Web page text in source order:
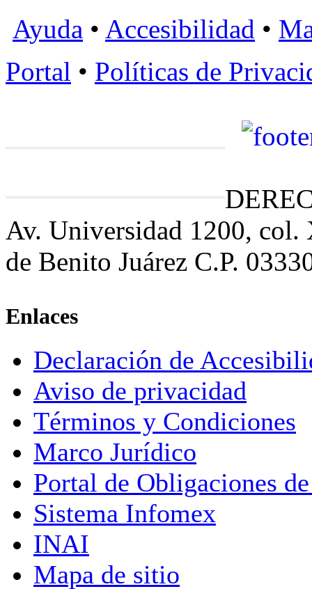
Ayuda • Accesibilidad •
Portal • Políticas de
Av. Universidad 1200,
de Benito Juárez C.P.
Enlaces
Declaración de
Aviso de privacidad
Términos y Condiciones
Marco Jurídico
Portal de Obligaciones
Sistema Infomex
INAI
Mapa de sitio